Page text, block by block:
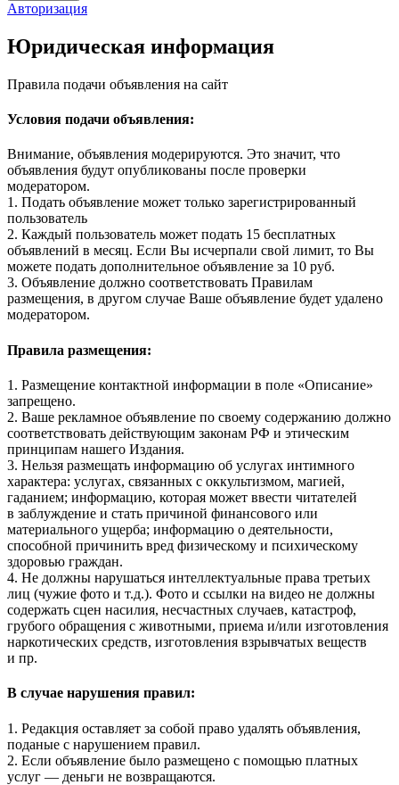
Авторизация
Юридическая информация
Правила подачи объявления на сайт
Условия подачи объявления:
Внимание, объявления модерируются. Это значит, что
объявления будут опубликованы после проверки
модератором.
1. Подать объявление может только зарегистрированный
пользователь
2. Каждый пользователь может подать 15 бесплатных
объявлений в месяц. Если Вы исчерпали свой лимит, то Вы
можете подать дополнительное объявление за 10 руб.
3. Объявление должно соответствовать Правилам
размещения, в другом случае Ваше объявление будет удалено
модератором.
Правила размещения:
1. Размещение контактной информации в поле «Описание»
запрещено.
2. Ваше рекламное объявление по своему содержанию должно
соответствовать действующим законам РФ и этическим
принципам нашего Издания.
3. Нельзя размещать информацию об услугах интимного
характера: услугах, связанных с оккультизмом, магией,
гаданием; информацию, которая может ввести читателей
в заблуждение и стать причиной финансового или
материального ущерба; информацию о деятельности,
способной причинить вред физическому и психическому
здоровью граждан.
4. Не должны нарушаться интеллектуальные права третьих
лиц (чужие фото и т.д.). Фото и ссылки на видео не должны
содержать сцен насилия, несчастных случаев, катастроф,
грубого обращения с животными, приема и/или изготовления
наркотических средств, изготовления взрывчатых веществ
и пр.
В случае нарушения правил:
1. Редакция оставляет за собой право удалять объявления,
поданые с нарушением правил.
2. Если объявление было размещено с помощью платных
услуг — деньги не возвращаются.